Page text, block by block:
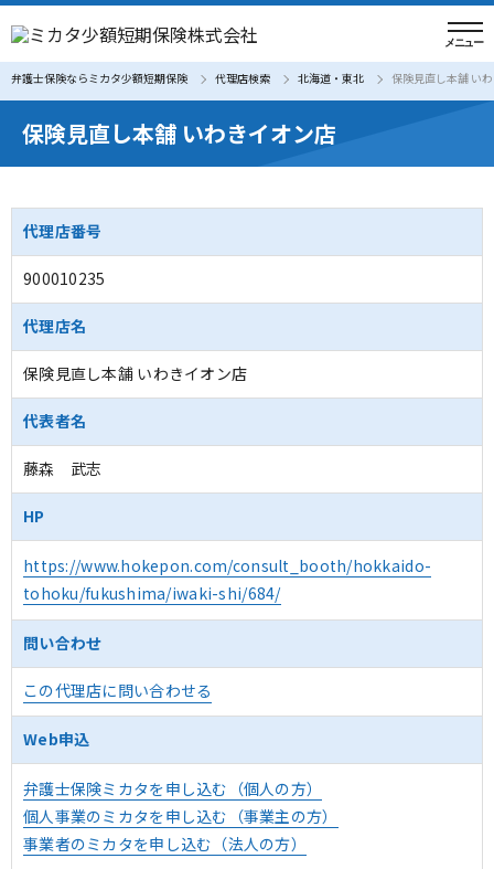
弁護士保険ならミカタ少額短期保険 代理店検索 北海道・東北 保険見直し本舗 い
保険見直し本舗 いわきイオン店
代理店番号
900010235
代理店名
保険見直し本舗 いわきイオン店
代表者名
藤森 武志
HP
https://www.hokepon.com/consult_booth/hokkaido-
tohoku/fukushima/iwaki-shi/684/
問い合わせ
この代理店に問い合わせる
Web申込
弁護士保険ミカタを申し込む（個人の方）
個人事業のミカタを申し込む（事業主の方）
事業者のミカタを申し込む（法人の方）